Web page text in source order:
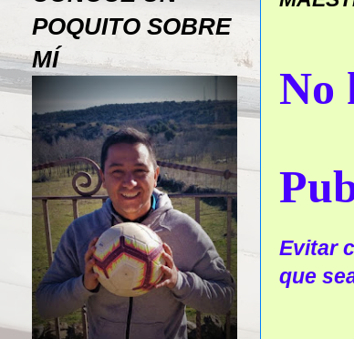
No
Evitar
que
POQUITO SOBRE
MÍ